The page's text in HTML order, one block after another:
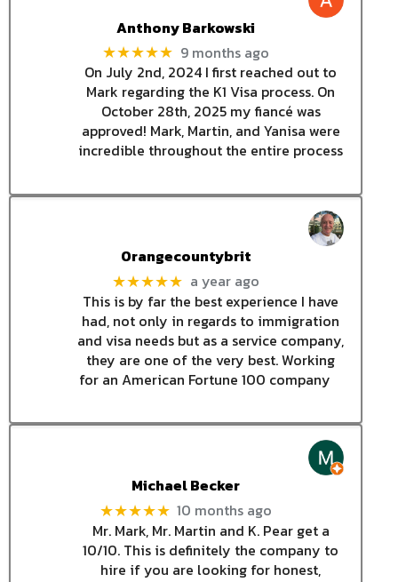
Anthony Barkowski
★★★★★ 9 months ago
On July 2nd, 2024 I first reached out to
Mark regarding the K1 Visa process. On
October 28th, 2025 my fiancé was
approved! Mark, Martin, and Yanisa were
incredible throughout the entire process
Orangecountybrit
★★★★★ a year ago
This is by far the best experience I have
had, not only in regards to immigration
and visa needs but as a service company,
they are one of the very best. Working
for an American Fortune 100 company
Michael Becker
★★★★★ 10 months ago
Mr. Mark, Mr. Martin and K. Pear get a
10/10. This is definitely the company to
hire if you are looking for honest,